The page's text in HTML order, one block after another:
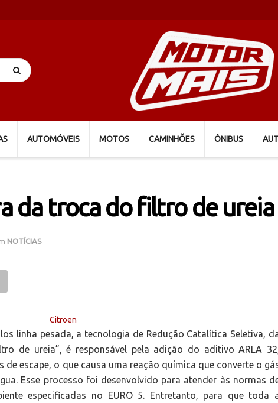
AUTOMÓVEIS MOTOS CAMINHÕES ÔNIBUS
da troca do filtro de ureia
NOTÍCIAS
linha pesada, a tecnologia de Redução Catalítica Seletiva,
de ureia”, é responsável pela adição do aditivo ARLA
escape, o que causa uma reação química que converte o
Esse processo foi desenvolvido para atender às normas
especificadas no EURO 5. Entretanto, para que toda